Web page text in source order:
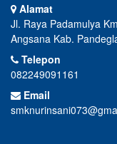
Alamat
Jl. Raya Padamulya
Angsana Kab.
Telepon
082249091161
Email